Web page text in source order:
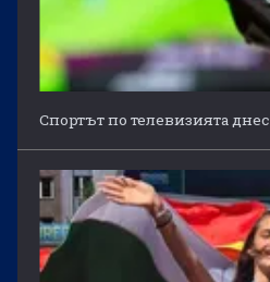
Спортът по телевизията днес